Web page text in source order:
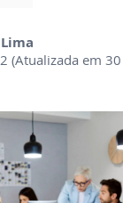
(Atualizada em